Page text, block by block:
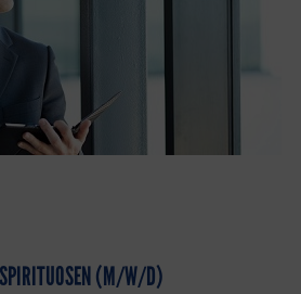
(M/W/D)